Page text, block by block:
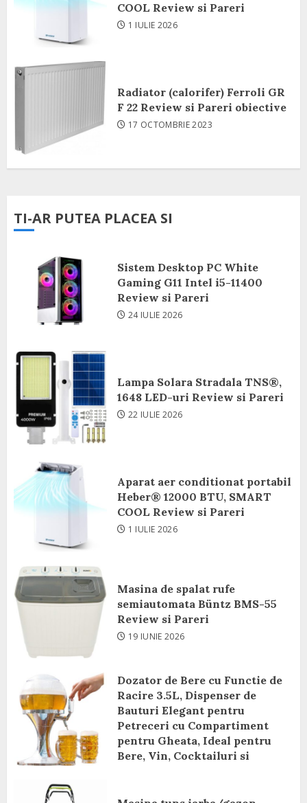
COOL Review si Pareri
1 IULIE 2026
Radiator (calorifer) Ferroli GR
F 22 Review si Pareri obiective
17 OCTOMBRIE 2023
TI-AR PUTEA PLACEA SI
Sistem Desktop PC White
Gaming G11 Intel i5-11400
Review si Pareri
24 IULIE 2026
Lampa Solara Stradala TNS®,
1648 LED-uri Review si Pareri
22 IULIE 2026
Aparat aer conditionat portabil
Heber® 12000 BTU, SMART
COOL Review si Pareri
1 IULIE 2026
Masina de spalat rufe
semiautomata Büntz BMS-55
Review si Pareri
19 IUNIE 2026
Dozator de Bere cu Functie de
Racire 3.5L, Dispenser de
Bauturi Elegant pentru
Petreceri cu Compartiment
pentru Gheata, Ideal pentru
Bere, Vin, Cocktailuri si